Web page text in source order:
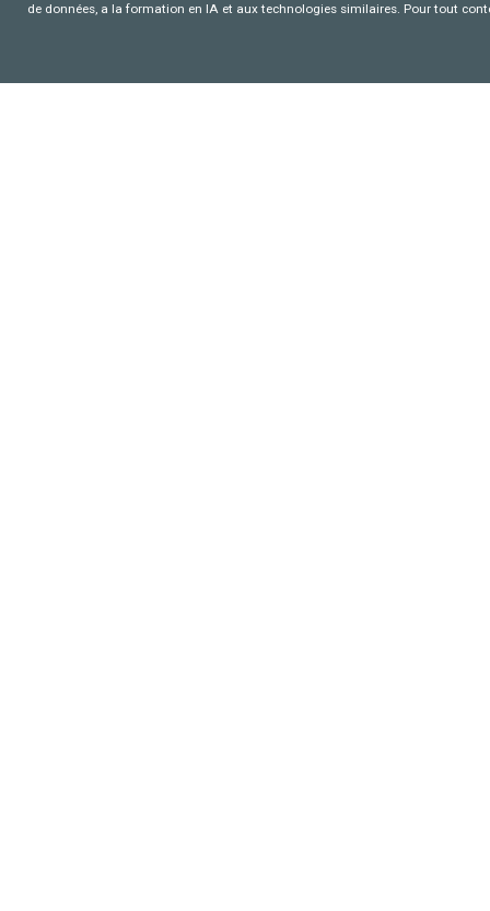
de données, a la formation en IA et aux technologies similaires. Pour tout